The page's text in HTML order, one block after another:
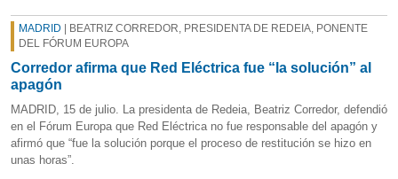
MADRID | BEATRIZ CORREDOR, PRESIDENTA DE REDEIA, PONENTE
DEL FÓRUM EUROPA
Corredor afirma que Red Eléctrica fue “la solución” al
apagón
MADRID, 15 de julio. La presidenta de Redeia, Beatriz Corredor, defendió
en el Fórum Europa que Red Eléctrica no fue responsable del apagón y
afirmó que “fue la solución porque el proceso de restitución se hizo en
unas horas”.